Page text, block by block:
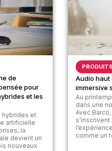
de
pour
et les
hybrides et
artificielle
la
devient un
nouveaux
PRODUITS
Audio haut
immersive
Au
dans une
Avec
comme un